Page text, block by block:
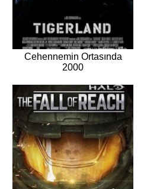
Cehennemin Ortasında
2000